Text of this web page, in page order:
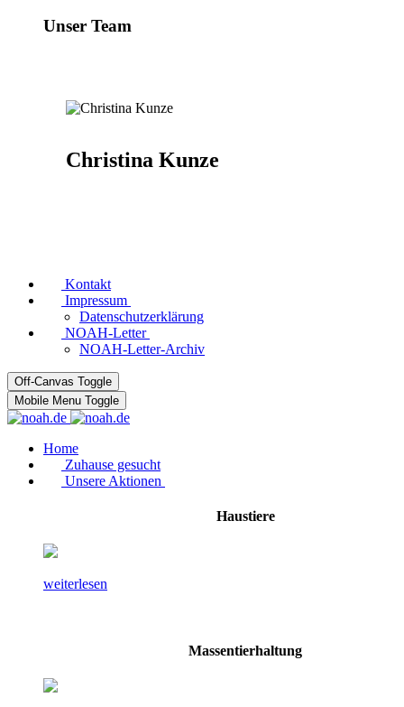
Unser Team
Christina Kunze
Kontakt
Impressum
Datenschutzerklärung
NOAH-Letter
NOAH-Letter-Archiv
Off-Canvas Toggle
Mobile Menu Toggle
Home
Zuhause gesucht
Unsere Aktionen
Haustiere
weiterlesen
Massentierhaltung